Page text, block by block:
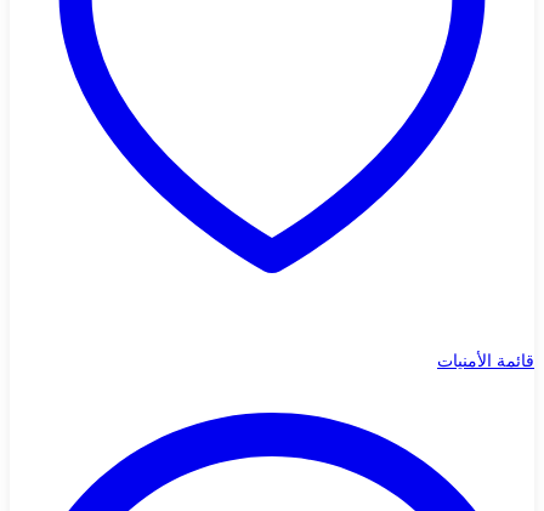
قائمة الأمنيات